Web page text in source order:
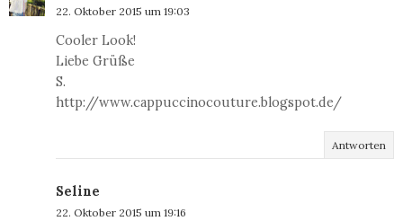
22. Oktober 2015 um 19:03
Cooler Look!
Liebe Grüße
S.
http://www.cappuccinocouture.blogspot.de/
Antworten
Seline
22. Oktober 2015 um 19:16